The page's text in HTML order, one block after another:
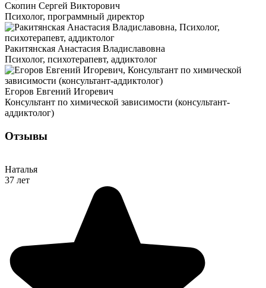
Скопин Сергей Викторович
Психолог, программный директор
Ракитянская Анастасия Владиславовна
Психолог, психотерапевт, аддиктолог
Егоров Евгений Игоревич
Консультант по химической зависимости (консультант-
аддиктолог)
Отзывы
Наталья
37 лет